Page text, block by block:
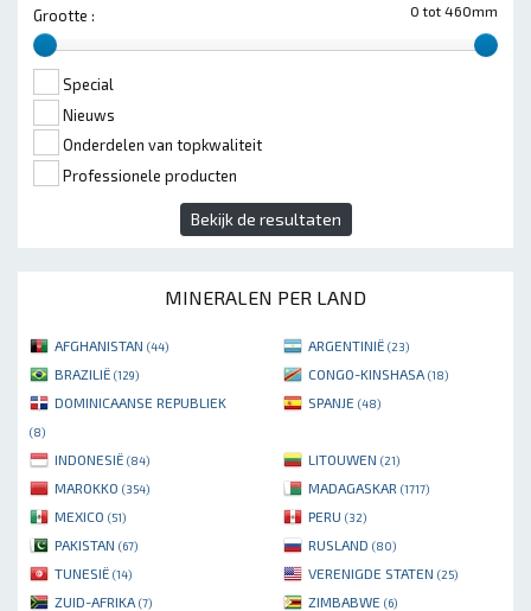
0 tot 460mm
Grootte :
Special
Nieuws
Onderdelen van topkwaliteit
Professionele producten
Bekijk de resultaten
MINERALEN PER LAND
AFGHANISTAN (44) ARGENTINIË (23)
BRAZILIË (129) CONGO-KINSHASA (18)
DOMINICAANSE REPUBLIEK
(8)
SPANJE (48)
INDONESIË (84) LITOUWEN (21)
MAROKKO (354) MADAGASKAR (1717)
MEXICO (51) PERU (32)
PAKISTAN (67) RUSLAND (80)
TUNESIË (14) VERENIGDE STATEN (25)
ZUID-AFRIKA (7) ZIMBABWE (6)